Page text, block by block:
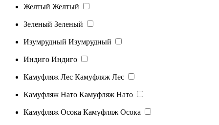
Желтый Желтый
Зеленый Зеленый
Изумрудный Изумрудный
Индиго Индиго
Камуфляж Лес Камуфляж Лес
Камуфляж Нато Камуфляж Нато
Камуфляж Осока Камуфляж Осока